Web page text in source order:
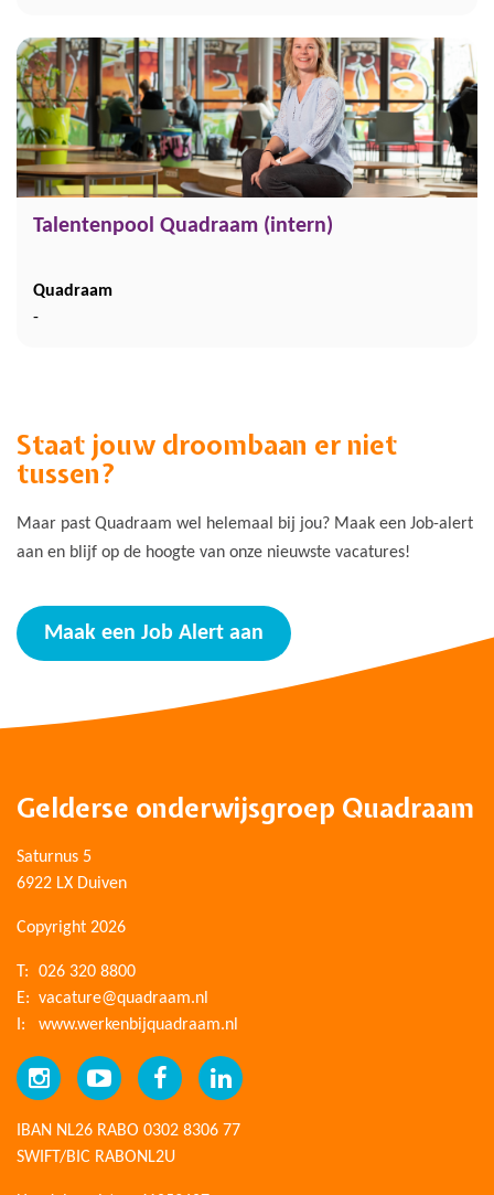
Talentenpool Quadraam (intern)
Quadraam
-
Staat jouw droombaan er niet
tussen?
Maar past Quadraam wel helemaal bij jou? Maak een Job-alert
aan en blijf op de hoogte van onze nieuwste vacatures!
Maak een Job Alert aan
Gelderse onderwijsgroep Quadraam
Saturnus 5
6922 LX Duiven
Copyright 2026
T:
026 320 8800
E: vacature@quadraam.nl
I:
www.werkenbijquadraam.nl
IBAN NL26 RABO 0302 8306 77
SWIFT/BIC RABONL2U